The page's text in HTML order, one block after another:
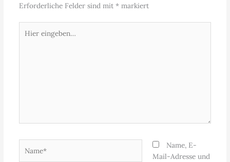
Erforderliche Felder sind mit *markiert
eingeben…
Name, E-
Mail-Adresse und